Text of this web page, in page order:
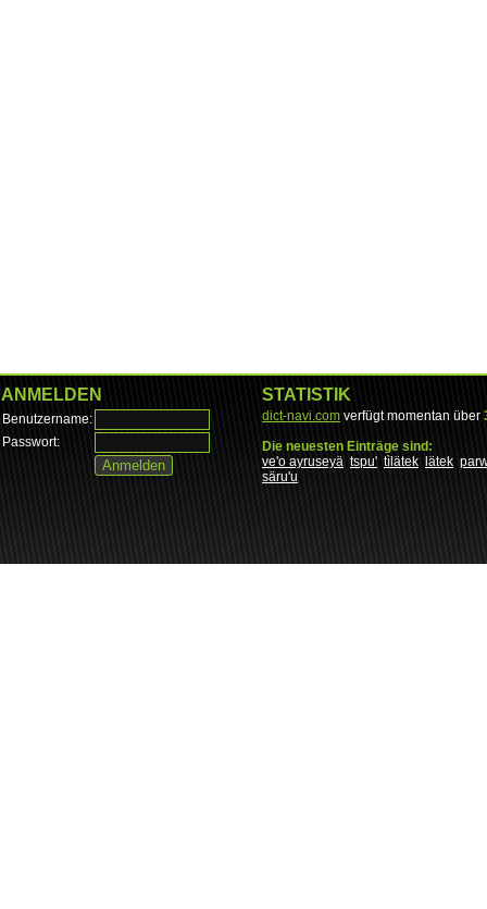
ANMELDEN
Benutzername:
Passwort:
STATISTIK
dict-navi.com verfügt momentan über
Die neuesten Einträge sind:
ve'o ayruseyä tspu' tìlätek lätek
säru'u